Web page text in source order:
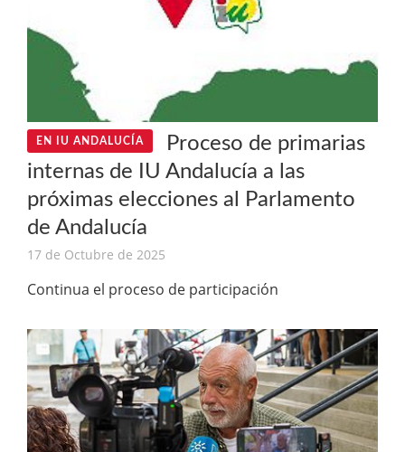
EN IU ANDALUCÍA
Proceso de primarias
internas de IU Andalucía a las
próximas elecciones al Parlamento
de Andalucía
17 de Octubre de 2025
Continua el proceso de participación